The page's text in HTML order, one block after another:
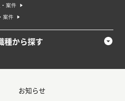
案件
案件
種から探す
お知らせ